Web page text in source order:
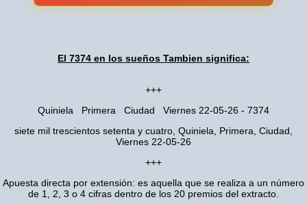
El 7374 en los sueños Tambien significa:
+++
Quiniela Primera Ciudad Viernes 22-05-26 - 7374
siete mil trescientos setenta y cuatro, Quiniela, Primera, Ciudad,
Viernes 22-05-26
+++
Apuesta directa por extensión: es aquella que se realiza a un número
de 1, 2, 3 o 4 cifras dentro de los 20 premios del extracto.